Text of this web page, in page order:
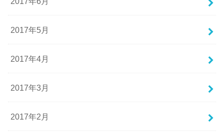
2017年5月
2017年4月
2017年3月
2017年2月